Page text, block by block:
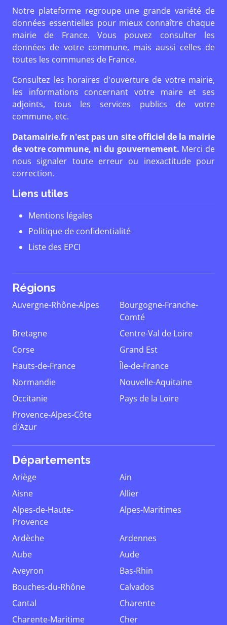
Notre plateforme regroupe une grande variété de
données essentielles pour mieux connaître chaque
mairie de France. Vous pouvez consulter les
données de votre commune, mais aussi celles de
toutes les communes de France.
Consultez les horaires d'ouverture de votre mairie,
les informations concernant votre maire et ses
adjoints, tous les services publics de votre
commune, etc.
Datamairie.fr n'est pas un site officiel de la mairie
de votre commune, ni du gouvernement. Merci de
nous signaler toute erreur ou inexactitude pour
correction.
Liens utiles
Mentions légales
Politique de confidentialité
Liste des EPCI
Régions
Auvergne-Rhône-Alpes
Bourgogne-Franche-
Comté
Bretagne
Centre-Val de Loire
Corse
Grand Est
Hauts-de-France
Île-de-France
Normandie
Nouvelle-Aquitaine
Occitanie
Pays de la Loire
Provence-Alpes-Côte
d'Azur
Départements
Ariège
Ain
Aisne
Allier
Alpes-de-Haute-
Provence
Alpes-Maritimes
Ardèche
Ardennes
Aube
Aude
Aveyron
Bas-Rhin
Bouches-du-Rhône
Calvados
Cantal
Charente
Charente-Maritime
Cher